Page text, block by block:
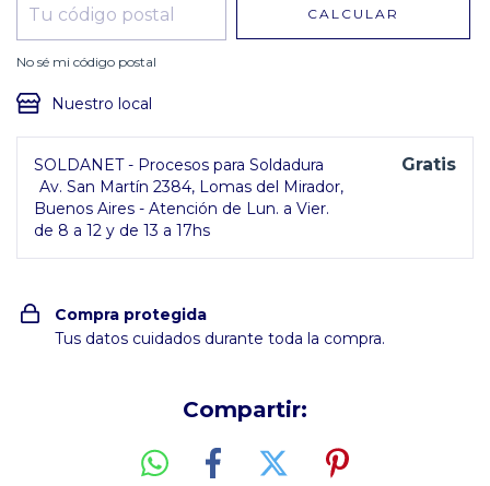
CALCULAR
No sé mi código postal
Nuestro local
SOLDANET - Procesos para Soldadura
Av. San Martín 2384, Lomas del Mirador,
Buenos Aires - Atención de Lun. a Vier.
de 8 a 12 y de 13 a 17hs
Gratis
Compra protegida
Tus datos cuidados durante toda la compra.
Compartir: